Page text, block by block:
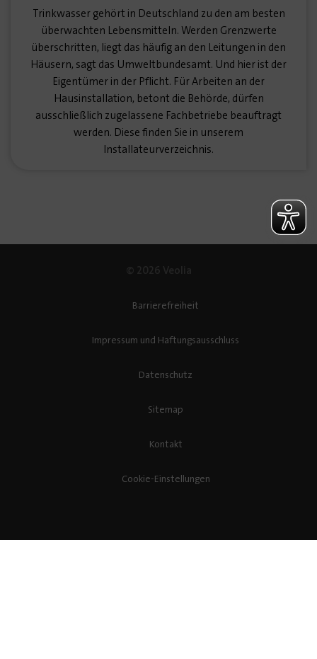
Trinkwasser gehört in Deutschland zu den am besten
überwachten Lebensmitteln. Werden Grenzwerte
überschritten, liegt das häufig an den Leitungen in den
Häusern, sagt das Umweltbundesamt. Und hier ist der
Eigentümer in der Pflicht. Für Arbeiten an der
Hausinstallation, betont die Behörde, dürfen
ausschließlich zugelassene Fachbetriebe beauftragt
werden. Diese finden Sie in unserem
Installateurverzeichnis.
Barrierefreiheit
Impressum und Haftungsausschluss
Datenschutz
Sitemap
Kontakt
Cookie-Einstellungen